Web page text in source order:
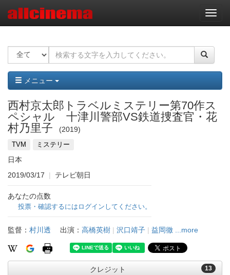
ナ
ビ
ー
ョ
ン
メニュー
西村京太郎トラベルミステリー第70作ス
ペシャル 十津川警部VS鉄道捜査官・花
村乃里子
2019
TVM ミステリー
日本
2019/03/17
| テレビ朝日
あなたの点数
投票・確認するにはログインしてください。
監督： 村川透 出演： 高橋英樹 | 沢口靖子 | 益岡徹 ...more
13
クレジット